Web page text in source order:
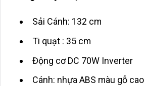
Sải Cánh: 132 cm
Ti quạt : 35 cm
Động cơ DC 70W Inverter
Cánh: nhựa ABS màu gỗ